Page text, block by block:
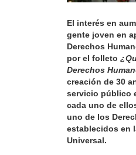
El interés en
gente joven en
Derechos
por el folleto
Derechos
creación de 30
servicio público
cada uno de
uno de los
establecidos en
Universal.